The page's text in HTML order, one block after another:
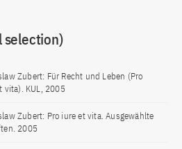
selection)
Zubert: Für Recht und Leben (Pro
vita). KUL, 2005
Zubert: Pro iure et vita. Ausgewählte
2005